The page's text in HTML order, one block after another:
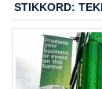
STIKKORD: